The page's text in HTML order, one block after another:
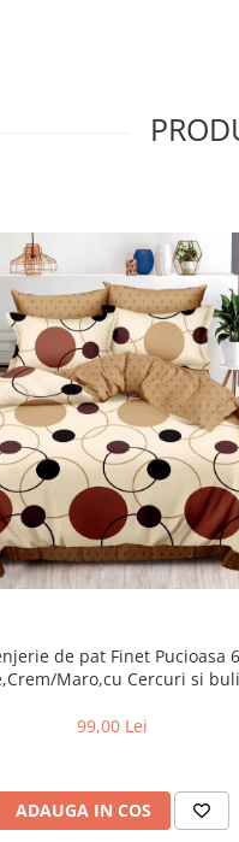
de pat Finet Pucioasa 6
Maro,cu Cercuri si
99,00 Lei
ADAUGA IN COS